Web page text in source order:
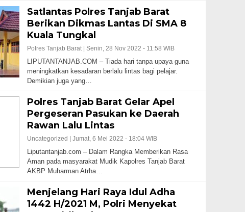
Satlantas Polres Tanjab Barat
Berikan Dikmas Lantas Di SMA 8
Kuala Tungkal
Polres Tanjab Barat | Senin, 28 Nov 2022 - 11:58 WIB
LIPUTANTANJAB.COM – Tiada hari tanpa upaya guna
meningkatkan kesadaran berlalu lintas bagi pelajar.
Demikian juga yang…
Polres Tanjab Barat Gelar Apel
Pergeseran Pasukan ke Daerah
Rawan Lalu Lintas
Uncategorized | Jumat, 6 Mei 2022 - 18:04 WIB
Liputantanjab.com – Dalam Rangka Memberikan Rasa
Aman pada masyarakat Mudik Kapolres Tanjab Barat
AKBP Muharman Atrha…
Menjelang Hari Raya Idul Adha
1442 H/2021 M, Polri Menyekat